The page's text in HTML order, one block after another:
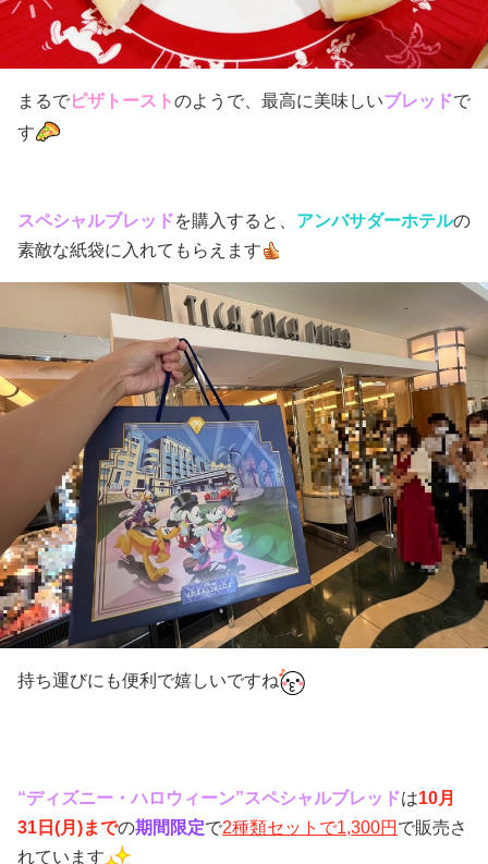
まるで ピザトーストのようで、最高に美味しいブレッドで
す
スペシャルブレッドを購入すると、 アンバサダーホテルの
素敵な紙袋に入れてもらえます
持ち運びにも便利で嬉しいですね
“ディズニー・ハロウィーン”スペシャルブレッドは10月
31日(月)までの期間限定で2種類セットで1,300円 で販売さ
れています